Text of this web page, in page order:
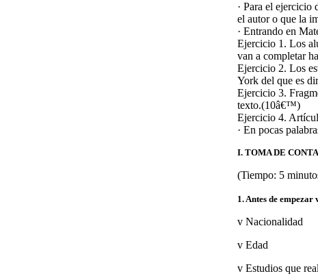
· Para el ejercicio
el autor o que la
· Entrando en
Ejercicio 1. Los
van a completar
Ejercicio 2. Los
York del que es
Ejercicio 3.
texto.(10â€™)
Ejercicio 4.
· En pocas
I. TOMA DE
(Tiempo: 5
1. Antes de
v Nacionalidad
v Edad
v Estudios que